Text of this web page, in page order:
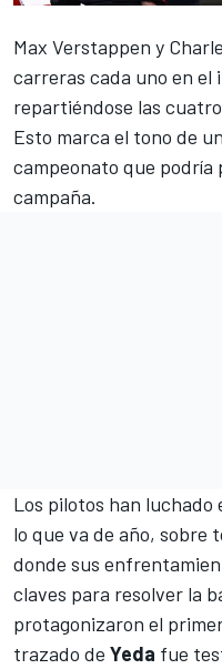
Max Verstappen y
carreras cada uno en el
repartiéndose las
Esto marca el tono de
campeonato que
campaña.
Los pilotos han luchado
lo que va de año, sobre
donde sus
claves para resolver la
protagonizaron el
trazado de Yeda fue